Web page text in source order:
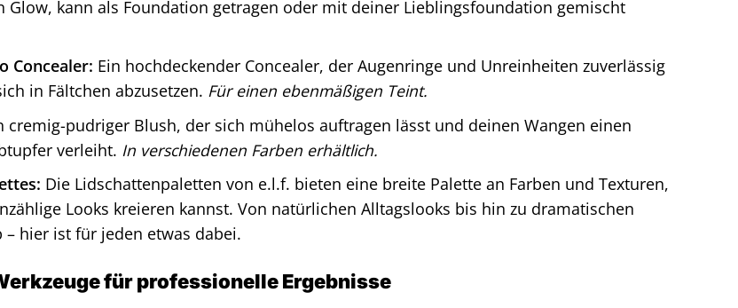
Glow, kann als Foundation getragen oder mit deiner Lieblingsfoundation gemischt
Concealer: Ein hochdeckender Concealer, der Augenringe und Unreinheiten zuverlässig
in Fältchen abzusetzen. Für einen ebenmäßigen Teint.
cremig-pudriger Blush, der sich mühelos auftragen lässt und deinen Wangen einen
verleiht. In verschiedenen Farben erhältlich.
Die Lidschattenpaletten von e.l.f. bieten eine breite Palette an Farben und Texturen,
Looks kreieren kannst. Von natürlichen Alltagslooks bis hin zu dramatischen
– hier ist für jeden etwas dabei.
für professionelle Ergebnisse